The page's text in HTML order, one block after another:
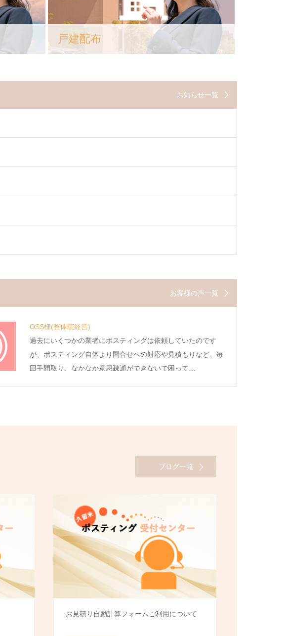
戸建配布
お知らせ一覧
お客様の声一覧
OSS様(整体院経営)
過去にいくつかの業者にポスティングは依頼していたのです
が、ポスティング自体より問合せへの対応や見積もりなど、毎
回手間取り、なかなか意思疎通ができないで困って…
ブログ一覧
お見積り自動計算フォームご利用について